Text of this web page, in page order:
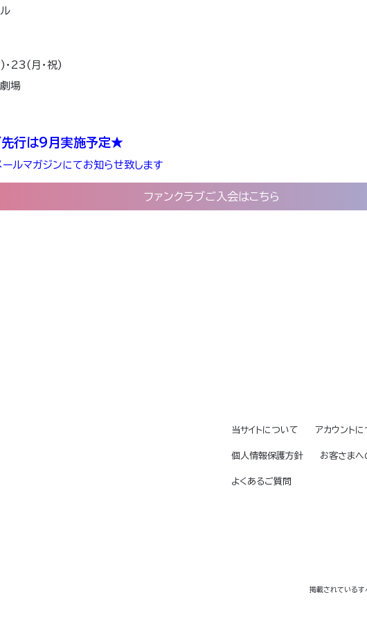
23(月・祝)
場
先行は9月実施予定★
ルマガジンにてお知らせ致します
ファンクラブご入会はこちら
当サイトについて アカウント
個人情報保護方針 お客さまへ
よくあるご質問
掲載されているす